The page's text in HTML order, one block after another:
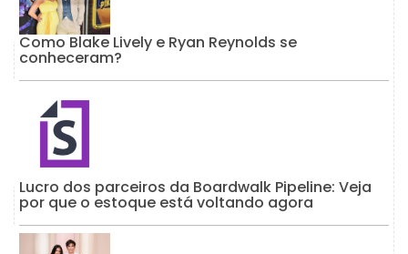
Como Blake Lively e Ryan Reynolds se
conheceram?
Lucro dos parceiros da Boardwalk Pipeline: Veja
por que o estoque está voltando agora